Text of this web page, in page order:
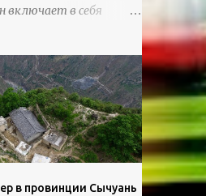
включает в себя
высокие
образования, черную
и великолепные
в провинции Сычуань